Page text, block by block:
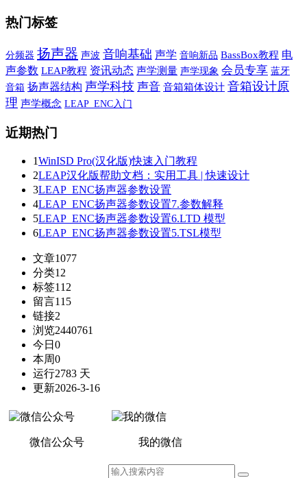
热门标签
分频器 扬声器 声波 音响基础 声学 音响新品 BassBox教程 电
声参数 LEAP教程 资讯动态 声学测量 声学现象 会员专享 蓝牙
音箱 扬声器结构 声学科技 声音 音箱箱体设计 音箱设计原
理 声学概念 LEAP_ENC入门
近期热门
1WinISD Pro(汉化版)快速入门教程
2LEAP汉化版帮助文档：实用工具 | 快速设计
3LEAP_ENC扬声器参数设置
4LEAP_ENC扬声器参数设置7.参数解释
5LEAP_ENC扬声器参数设置6.LTD 模型
6LEAP_ENC扬声器参数设置5.TSL模型
文章1077
分类12
标签112
留言115
链接2
浏览2440761
今日 0
本周0
运行2783 天
更新2026-3-16
微信公众号 我的微信